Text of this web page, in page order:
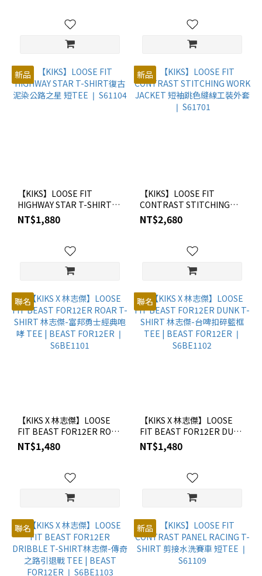
新品
【KIKS】LOOSE FIT
HIGHWAY STAR T-SHIRT復
古泥染公路之星 短TEE ❘
S61104
NT$1,880
新品
【KIKS】LOOSE FIT
CONTRAST STITCHING
WORK JACKET 短袖跳色縫
線工裝外套 ❘ S61701
NT$2,680
聯名
【KIKS X 林志傑】LOOSE
FIT BEAST FOR12ER ROAR
T-SHIRT 林志傑-富邦勇士經
典咆哮 TEE | BEAST
NT$1,480
聯名
【KIKS X 林志傑】LOOSE
FIT BEAST FOR12ER DUNK
T-SHIRT 林志傑-台啤扣碎籃
框 TEE | BEAST FOR12ER
NT$1,480
聯名 新品